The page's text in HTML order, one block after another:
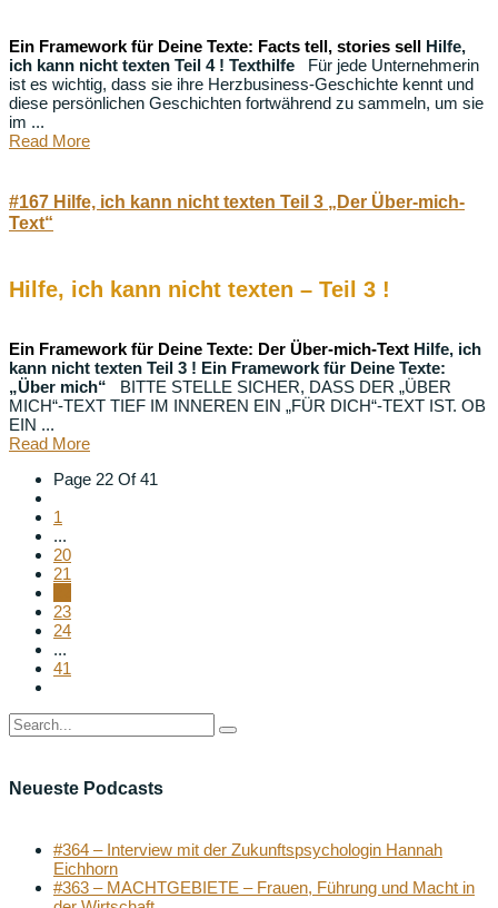
Ein Framework für Deine Texte: Facts tell, stories sell Hilfe,
ich kann nicht texten Teil 4 ! Texthilfe
Für jede Unternehmerin
ist es wichtig, dass sie ihre Herzbusiness-Geschichte kennt und
diese persönlichen Geschichten fortwährend zu sammeln, um sie
im ...
Read More
#167 Hilfe, ich kann nicht texten Teil 3 „Der Über-mich-
Text“
Hilfe, ich kann nicht texten – Teil 3 !
Ein Framework für Deine Texte: Der Über-mich-Text Hilfe, ich
kann nicht texten Teil 3 ! Ein Framework für Deine Texte:
„Über mich“
BITTE STELLE SICHER, DASS DER „ÜBER
MICH“-TEXT TIEF IM INNEREN EIN „FÜR DICH“-TEXT IST. OB
EIN ...
Read More
Page 22 Of 41
1
...
20
21
23
24
...
41
Neueste Podcasts
#364 – Interview mit der Zukunftspsychologin Hannah
Eichhorn
#363 – MACHTGEBIETE – Frauen, Führung und Macht in